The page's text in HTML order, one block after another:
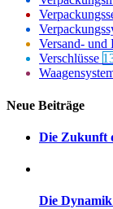
Versand- und
Verschlüsse
Neue Beiträge
Die Zukunft
Die